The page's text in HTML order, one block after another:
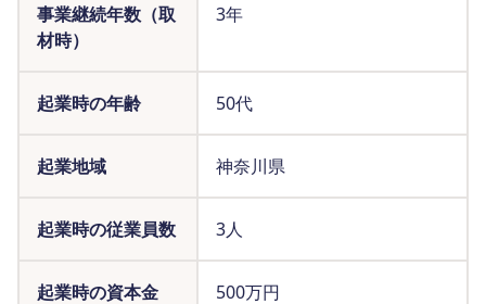
事業継続年数（取
材時）
3年
起業時の年齢 50代
起業地域 神奈川県
起業時の従業員数 3人
起業時の資本金 500万円